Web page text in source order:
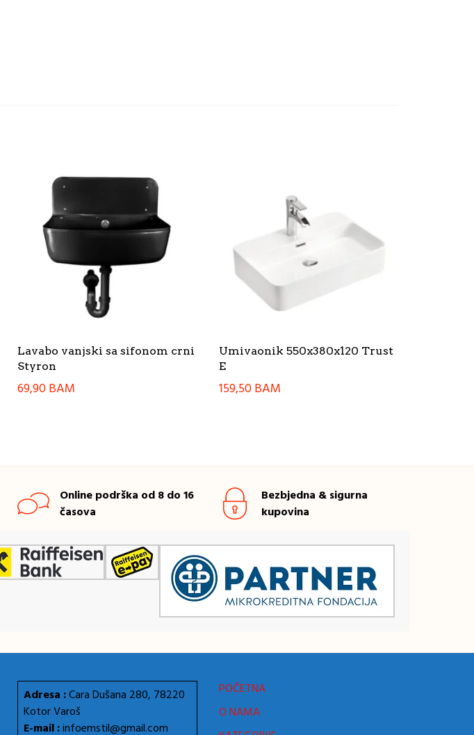
Lavabo vanjski sa sifonom crni
Styron
69,90BAM
Umivaonik 550x380x120 Trust
E
159,50BAM
Online podrška od 8 do 16
časova
Bezbjedna & sigurna
kupovina
Adresa :Cara Dušana 280, 78220
Kotor Varoš
E-mail :infoemstil@gmail.com
POČETNA
O NAMA